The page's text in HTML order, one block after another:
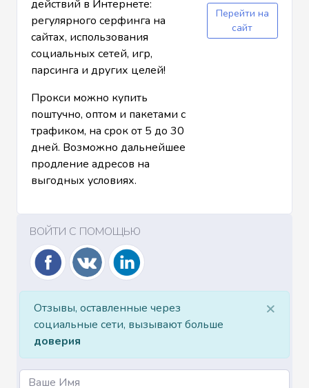
действий в Интернете:
регулярного серфинга на
сайтах, использования
социальных сетей, игр,
парсинга и других целей!
Прокси можно купить
поштучно, оптом и пакетами с
трафиком, на срок от 5 до 30
дней. Возможно дальнейшее
продление адресов на
выгодных условиях.
Перейти на
сайт
ВОЙТИ С ПОМОЩЬЮ
Отзывы, оставленные через
социальные сети, вызывают больше
доверия
×
Name